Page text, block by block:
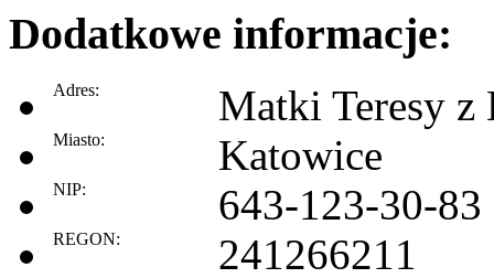
Dodatkowe informacje:
Adres: Matki Teresy
Miasto: Katowice
NIP: 643-123-30-83
REGON: 241266211